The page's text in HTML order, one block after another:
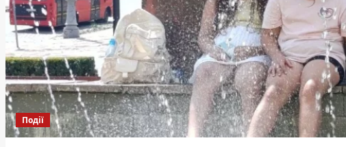
Події